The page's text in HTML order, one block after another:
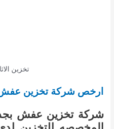
تخزين
ارخص شركة تخزين
شركة تخزين عفش